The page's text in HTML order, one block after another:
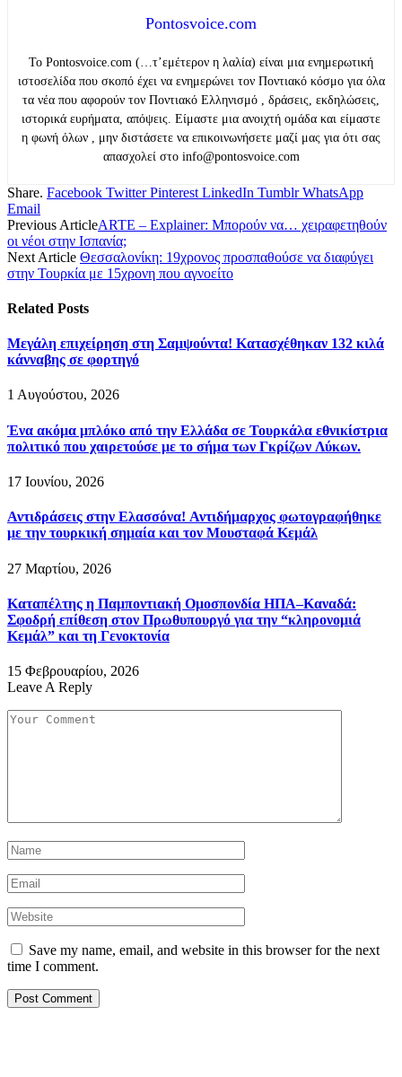
Pontosvoice.com
Το Pontosvoice.com (…τ’εμέτερον η λαλία) είναι μια ενημερωτική
ιστοσελίδα που σκοπό έχει να ενημερώνει τον Ποντιακό κόσμο για όλα
τα νέα που αφορούν τον Ποντιακό Ελληνισμό , δράσεις, εκδηλώσεις,
ιστορικά ευρήματα, απόψεις. Είμαστε μια ανοιχτή ομάδα και είμαστε
η φωνή όλων , μην διστάσετε να επικοινωνήσετε μαζί μας για ότι σας
απασχολεί στο info@pontosvoice.com
Share. Facebook Twitter Pinterest LinkedIn Tumblr WhatsApp
Email
Previous ArticleARTE – Explainer: Μπορούν να… χειραφετηθούν
οι νέοι στην Ισπανία;
Next Article Θεσσαλονίκη: 19χρονος προσπαθούσε να διαφύγει
στην Τουρκία με 15χρονη που αγνοείτο
Related Posts
Μεγάλη επιχείρηση στη Σαμψούντα! Κατασχέθηκαν 132 κιλά
κάνναβης σε φορτηγό
1 Αυγούστου, 2026
Ένα ακόμα μπλόκο από την Ελλάδα σε Τουρκάλα εθνικίστρια
πολιτικό που χαιρετούσε με το σήμα των Γκρίζων Λύκων.
17 Ιουνίου, 2026
Αντιδράσεις στην Ελασσόνα! Αντιδήμαρχος φωτογραφήθηκε
με την τουρκική σημαία και τον Μουσταφά Κεμάλ
27 Μαρτίου, 2026
Καταπέλτης η Παμποντιακή Ομοσπονδία ΗΠΑ–Καναδά:
Σφοδρή επίθεση στον Πρωθυπουργό για την “κληρονομιά
Κεμάλ” και τη Γενοκτονία
15 Φεβρουαρίου, 2026
Leave A Reply
Save my name, email, and website in this browser for the next
time I comment.